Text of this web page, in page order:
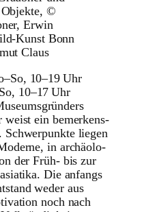
Objekte, ©
Erwin
Kunst Bonn
Claus
10–19 Uhr
10–17 Uhr
ein bemer­kens­
Schwer­punkte liegen
in archäo­lo­
der Früh- bis zur
Die anfangs
weder aus
noch nach